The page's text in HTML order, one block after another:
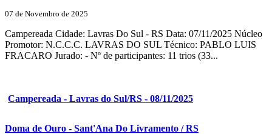
07 de Novembro de 2025
Campereada Cidade: Lavras Do Sul - RS Data: 07/11/2025 Núcleo
Promotor: N.C.C.C. LAVRAS DO SUL Técnico: PABLO LUIS
FRACARO Jurado: - Nº de participantes: 11 trios (33...
Campereada - Lavras do Sul/RS - 08/11/2025
Doma de Ouro - Sant'Ana Do Livramento / RS